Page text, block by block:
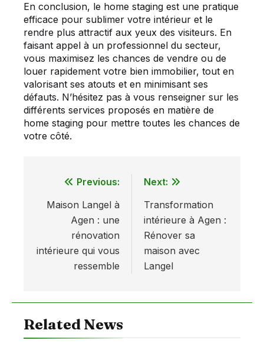
En conclusion, le home staging est une pratique
efficace pour sublimer votre intérieur et le
rendre plus attractif aux yeux des visiteurs. En
faisant appel à un professionnel du secteur,
vous maximisez les chances de vendre ou de
louer rapidement votre bien immobilier, tout en
valorisant ses atouts et en minimisant ses
défauts. N’hésitez pas à vous renseigner sur les
différents services proposés en matière de
home staging pour mettre toutes les chances de
votre côté.
Navigation
de
l’article
Previous:
Maison Langel à
Agen : une
rénovation
intérieure qui vous
ressemble
Next:
Transformation
intérieure à Agen :
Rénover sa
maison avec
Langel
Related News